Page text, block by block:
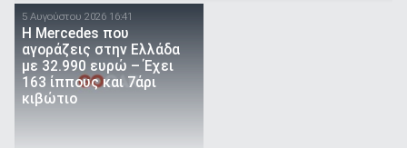
5 Αυγούστου 2026 16:41
Η Mercedes που
αγοράζεις στην Ελλάδα
με 32.990 ευρώ – Έχει
163 ίππους και 7άρι
κιβώτιο